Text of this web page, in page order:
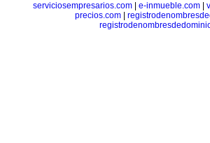
serviciosempresarios.com| e-inmueble.com|
precios.com